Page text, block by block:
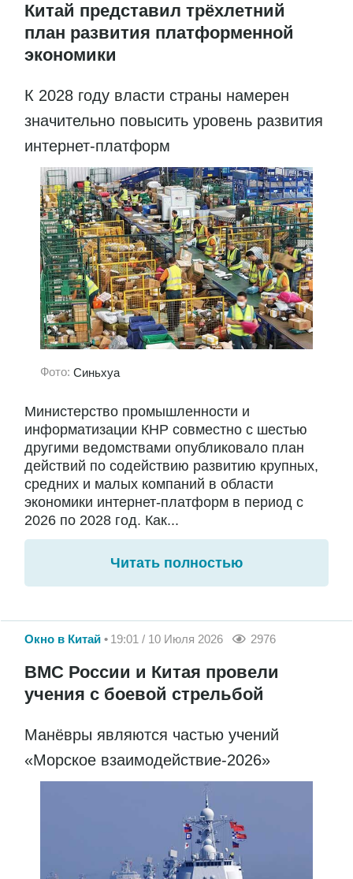
Китай представил трёхлетний
план развития платформенной
экономики
К 2028 году власти страны намерен
значительно повысить уровень развития
интернет-платформ
Фото: Синьхуа
Министерство промышленности и
информатизации КНР совместно с шестью
другими ведомствами опубликовало план
действий по содействию развитию крупных,
средних и малых компаний в области
экономики интернет-платформ в период с
2026 по 2028 год. Как...
Читать полностью
Окно в Китай 19:01 / 10 Июля 2026 2976
ВМС России и Китая провели
учения с боевой стрельбой
Манёвры являются частью учений
«Морское взаимодействие-2026»